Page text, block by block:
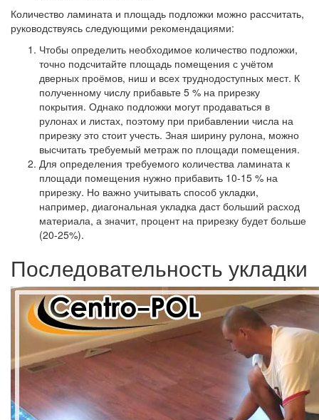
Количество ламината и площадь подложки можно рассчитать,
руководствуясь следующими рекомендациями:
Чтобы определить необходимое количество подложки,
точно подсчитайте площадь помещения с учётом
дверных проёмов, ниш и всех труднодоступных мест. К
полученному числу прибавьте 5 % на прирезку
покрытия. Однако подложки могут продаваться в
рулонах и листах, поэтому при прибавлении числа на
прирезку это стоит учесть. Зная ширину рулона, можно
высчитать требуемый метраж по площади помещения.
Для определения требуемого количества ламината к
площади помещения нужно прибавить 10-15 % на
прирезку. Но важно учитывать способ укладки,
например, диагональная укладка даст больший расход
материала, а значит, процент на прирезку будет больше
(20-25%).
Последовательность укладки